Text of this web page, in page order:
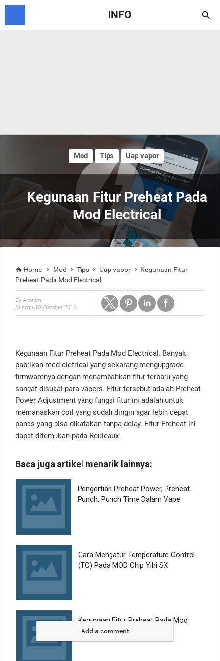
INFO 
Kegunaan Fitur Preheat Pada
Mod Electrical
Mod Tips Uap vapor
 Home  Mod  Tips  Uap vapor 
Kegunaan Fitur
Preheat Pada Mod Electrical
By Anonim
Minggu, 02 Oktober 2016
Kegunaan Fitur Preheat Pada Mod Electrical. Banyak
pabrikan mod eletrical yang sekarang mengupgrade
firmwarenya dengan menambahkan fitur terbaru yang
sangat disukai para vapers. Fitur tersebut adalah Preheat
Power Adjustment yang fungsi fitur ini adalah untuk
memanaskan coil yang sudah dingin agar lebih cepat
panas yang bisa dikatakan tanpa delay. Fitur Preheat ini
dapat ditemukan pada Reuleaux
Add a comment